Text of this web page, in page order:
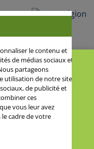
/ ARGON
le contenu et
de médias sociaux et
partageons
utilisation de notre site
de publicité et
ces
vous leur avez
cadre de votre